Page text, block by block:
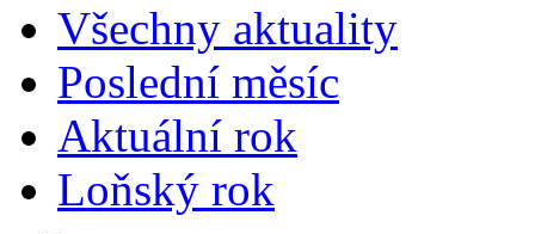
Všechny aktuality
Poslední měsíc
Aktuální rok
Loňský rok